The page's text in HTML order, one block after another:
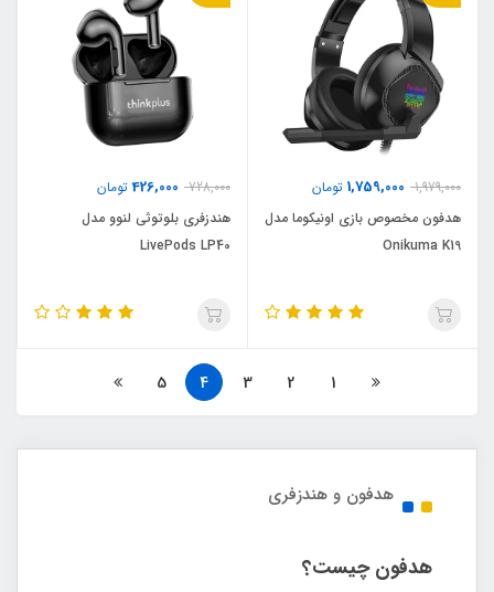
1,979,000
1,759,000 تومان
هدفون مخصوص بازی اونیکوما مدل
Onikuma K19
728,000
426,000تومان
هندزفری بلوتوثی لنوو مدل
LivePods LP40
1
2
3
4
5
هدفون‌ و‌ هندزفری
هدفون چیست؟